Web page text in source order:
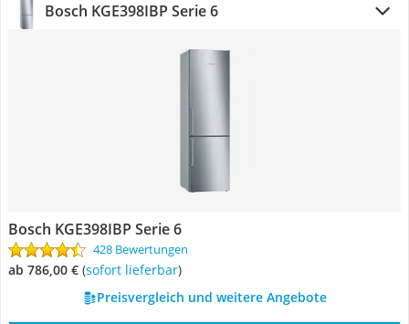
Bosch KGE398IBP Serie 6
Bosch KGE398IBP Serie 6
428 Bewertungen
ab 786,00 € ( Sofort lieferbar)
Preisvergleich und weitere Angebote